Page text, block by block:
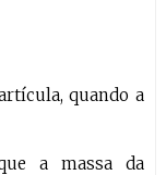
quando a
a massa da